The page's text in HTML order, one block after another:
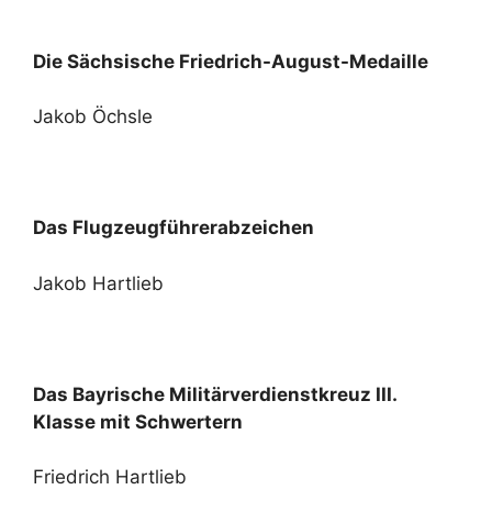
Die Sächsische Friedrich-August-Medaille
Jakob Öchsle
Das Flugzeugführerabzeichen
Jakob Hartlieb
Das Bayrische Militärverdienstkreuz III.
Klasse mit Schwertern
Friedrich Hartlieb